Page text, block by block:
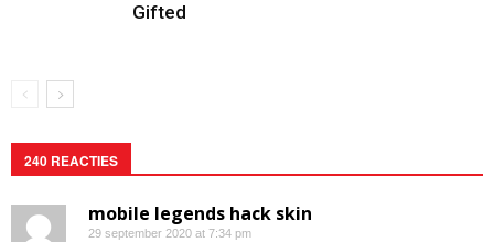
Gifted
240 REACTIES
mobile legends hack skin
29 september 2020 at 7:34 pm